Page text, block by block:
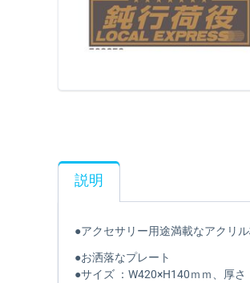
説明
●アクセサリー用途満載なアクリル
●お洒落なプレート
●サイズ ：W420×H140ｍｍ、厚さ